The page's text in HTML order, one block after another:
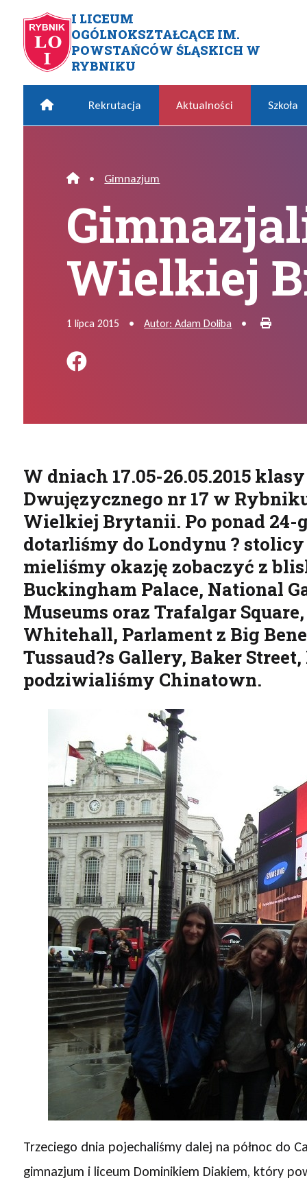
Przejdź do menu głównego
Przejdź do menu dodatkowego
Przejdź do treści
Mapa serwisu
I LICEUM
OGÓLNOKSZTAŁCĄCE IM.
POWSTAŃCÓW ŚLĄSKICH W
RYBNIKU
Gimnazjaliści w Wielkiej
Home Rekrutacja Aktualności Szkoła
Home
• Gimnazjum
Wielkiej
1 lipca 2015 • Autor: Adam Doliba • Drukuj
Podziel się na FB
W dniach 17.05-26.05.2015
Dwujęzycznego nr 17 w
Wielkiej Brytanii. Po ponad 24-
dotarliśmy do Londynu ?
mieliśmy okazję zobaczyć z
Buckingham Palace, National
Museums oraz Trafalgar
Whitehall, Parlament z Big
Tussaud?s Gallery, Baker
podziwialiśmy Chinatown.
Trzeciego dnia pojechaliśmy dalej na północ do
gimnazjum i liceum Dominikiem Diakiem, który